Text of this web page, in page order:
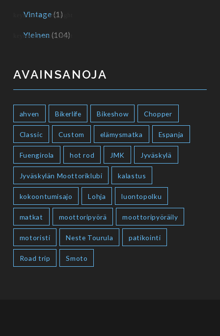
Vintage (1)
Yleinen (104)
AVAINSANOJA
ahven Bikerlife Bikeshow Chopper
Classic Custom elämysmatka Espanja
Fuengirola hot rod JMK Jyväskylä
Jyväskylän Moottoriklubi kalastus
kokoontumisajo Lohja luontopolku
matkat moottoripyörä moottoripyöräily
motoristi Neste Tourula patikointi
Road trip Smoto